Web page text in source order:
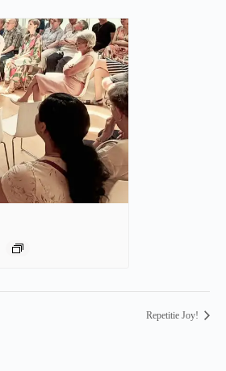
Repetitie Joy!